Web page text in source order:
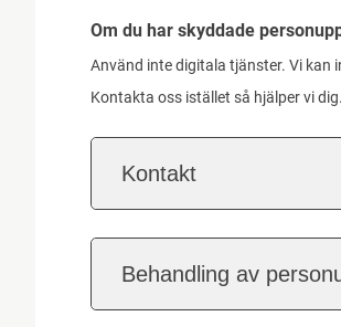
Om du har skyddade
Använd inte digitala tjänster. Vi
Kontakta oss istället så hjälper vi dig.
Kontakt
Behandling av